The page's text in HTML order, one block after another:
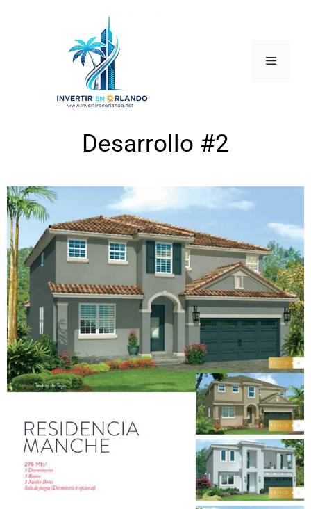
Desarrollo #2